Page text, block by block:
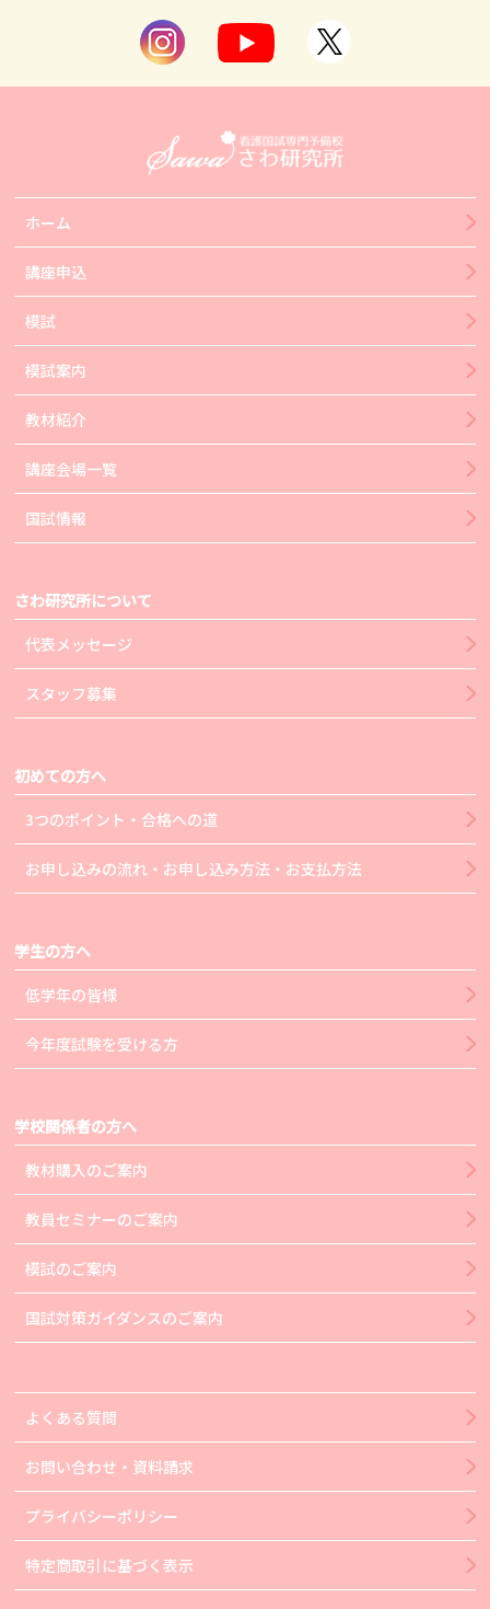
ホーム
講座申込
模試
模試案内
教材紹介
講座会場一覧
国試情報
さわ研究所について
代表メッセージ
スタッフ募集
初めての方へ
3つのポイント・合格への道
お申し込みの流れ・お申し込み方法・お支払方法
学生の方へ
低学年の皆様
今年度試験を受ける方
学校関係者の方へ
教材購入のご案内
教員セミナーのご案内
模試のご案内
国試対策ガイダンスのご案内
よくある質問
お問い合わせ・資料請求
プライバシーポリシー
特定商取引に基づく表示